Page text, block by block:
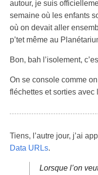
autour, je suis
semaine où les enfants
où on devait aller
p’tet même au
Bon, bah l’isolement,
On se console comme
fléchettes et sorties avec
Tiens, l’autre jour, j’ai
Data URLs.
Lorsque l’on